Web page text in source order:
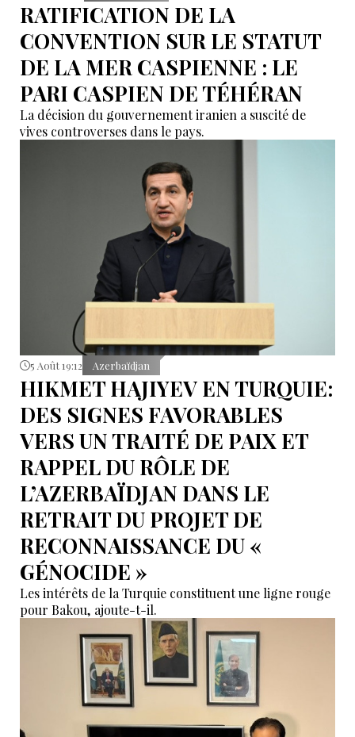
RATIFICATION DE LA
CONVENTION SUR LE STATUT
DE LA MER CASPIENNE : LE
PARI CASPIEN DE TÉHÉRAN
La décision du gouvernement iranien a suscité de
vives controverses dans le pays.
5 Août 19:12 Azerbaïdjan
HIKMET HAJIYEV EN TURQUIE:
DES SIGNES FAVORABLES
VERS UN TRAITÉ DE PAIX ET
RAPPEL DU RÔLE DE
L’AZERBAÏDJAN DANS LE
RETRAIT DU PROJET DE
RECONNAISSANCE DU «
GÉNOCIDE »
Les intérêts de la Turquie constituent une ligne rouge
pour Bakou, ajoute-t-il.